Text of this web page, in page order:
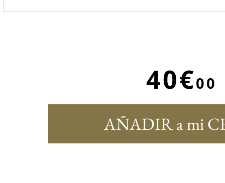
40€00
AÑADIR a mi